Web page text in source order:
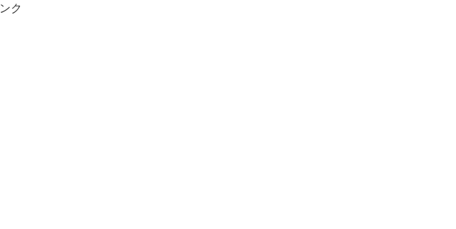
ク